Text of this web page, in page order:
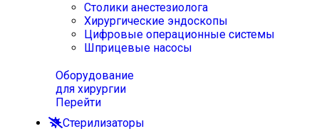
Столики анестезиолога
Хирургические эндоскопы
Цифровые операционные системы
Шприцевые насосы
Оборудование
для хирургии
Перейти
Стерилизаторы